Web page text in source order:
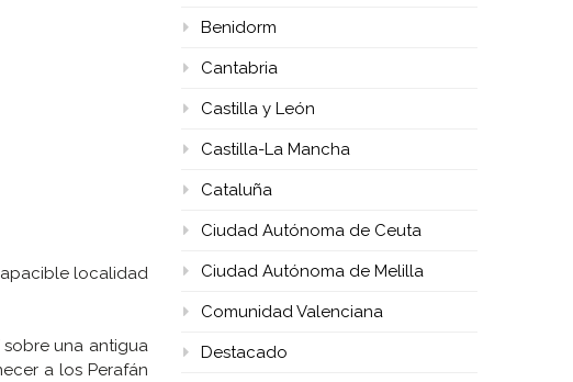
apacible localidad
una antigua
a los Perafán
Benidorm
Cantabria
Castilla y León
Castilla-La Mancha
Cataluña
Ciudad Autónoma de Ceuta
Ciudad Autónoma de Melilla
Comunidad Valenciana
Destacado